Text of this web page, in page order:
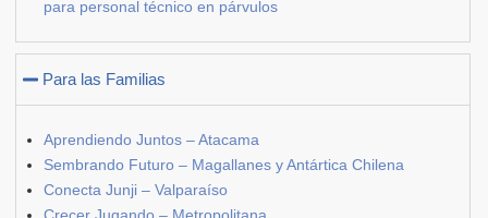
para personal técnico en párvulos
Para las Familias
Aprendiendo Juntos – Atacama
Sembrando Futuro – Magallanes y Antártica Chilena
Conecta Junji – Valparaíso
Crecer Jugando – Metropolitana